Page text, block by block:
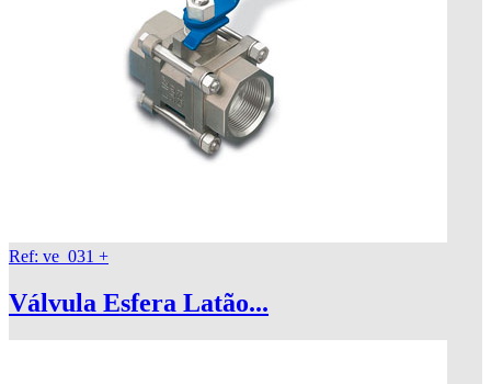
Ref: ve_031 +
Válvula Esfera Latão...